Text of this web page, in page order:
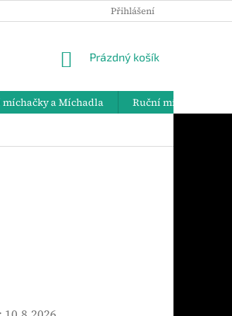
DOPRAVA A PLATBY
Přihlášení
NÁKUPNÍ
Prázdný košík
míchačky a Míchadla Ruční míchadla